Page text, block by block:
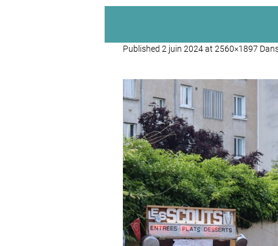
Published 2 juin 2024at 2560×1897